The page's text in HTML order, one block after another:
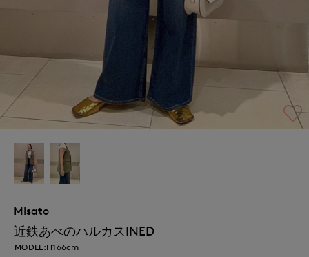
Misato
近鉄あべのハルカスINED
MODEL:H166cm